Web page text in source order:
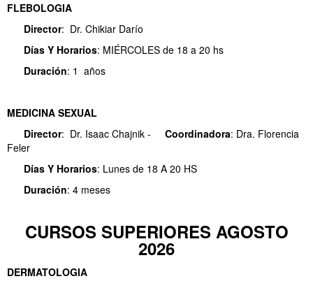
FLEBOLOGIA
Director: Dr. Chikiar Darío
Días Y Horarios: MIÉRCOLES de 18 a 20 hs
Duración: 1 años
MEDICINA SEXUAL
Director: Dr. Isaac Chajnik - Coordinadora: Dra. Florencia
Feler
Días Y Horarios: Lunes de 18 A 20 HS
Duración: 4 meses
CURSOS SUPERIORES AGOSTO
2026
DERMATOLOGIA